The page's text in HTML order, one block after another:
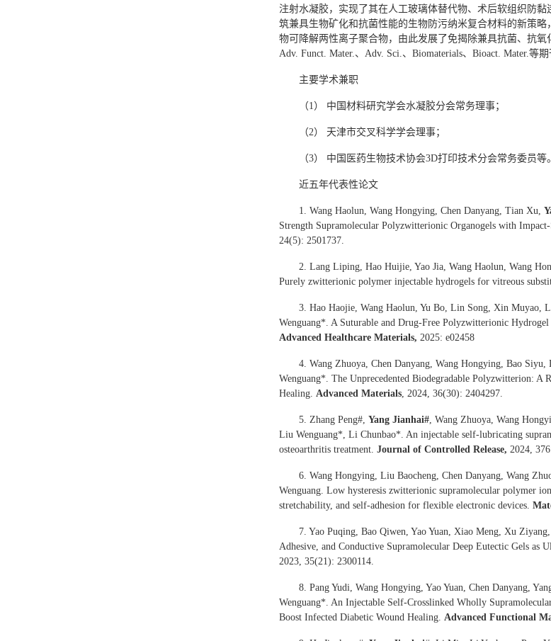
注射水凝胶，实现了其在人工玻璃体替代物、术后软组织防
筑兼具生物矿化和抗菌性能的生物防污纳米复合材料的新策
物可降解两性离子聚合物，由此发展了免揭除兼具抗菌、抗氧
Adv. Funct. Mater.、Adv. Sci.、Biomaterials、Bioact. Mater.等
主要学术兼职
（1） 中国材料研究学会水凝胶分会常务理事；
（2） 天津市交叉科学学会理事；
（3） 中国医药生物技术协会3D打印技术分会常务委员等。
近五年代表性论文
1. Wang Haolun, Wang Hongying, Chen Danyang, Tian Xu,
Strength Supramolecular Polyzwitterionic Organogels with
24(5): 2501737.
2. Lang Liping, Hao Huijie, Yao Jia, Wang Haolun, Wang
Purely zwitterionic polymer injectable hydrogels for vitreous
3. Hao Haojie, Wang Haolun, Yu Bo, Lin Song, Xin Muyao,
Wenguang*. A Suturable and Drug-Free Polyzwitterionic
Advanced Healthcare Materials, 2025: e02458
4. Wang Zhuoya, Chen Danyang, Wang Hongying, Bao
Wenguang*. The Unprecedented Biodegradable Polyzwitterion: A
Healing. Advanced Materials, 2024, 36(30): 2404297.
5. Zhang Peng#, Yang Jianhai#, Wang Zhuoya, Wang
Liu Wenguang*, Li Chunbao*. An injectable self-lubricating
osteoarthritis treatment. Journal of Controlled Release, 2024,
6. Wang Hongying, Liu Baocheng, Chen Danyang, Wang
Wenguang. Low hysteresis zwitterionic supramolecular polymer
stretchability, and self-adhesion for flexible electronic devices.
7. Yao Puqing, Bao Qiwen, Yao Yuan, Xiao Meng, Xu Ziyang,
Adhesive, and Conductive Supramolecular Deep Eutectic Gels as
2023, 35(21): 2300114.
8. Pang Yudi, Wang Hongying, Yao Yuan, Chen Danyang,
Wenguang*. An Injectable Self-Crosslinked Wholly
Boost Infected Diabetic Wound Healing. Advanced Functional